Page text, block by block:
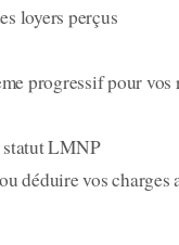
loyers perçus
progressif pour
statut LMNP
déduire vos charges